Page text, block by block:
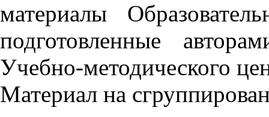
материалы
подготовленные
Учебно-методического
Материал на